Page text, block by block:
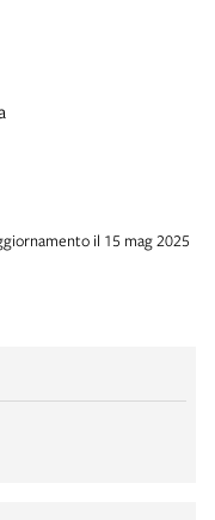
il 15 mag 2025